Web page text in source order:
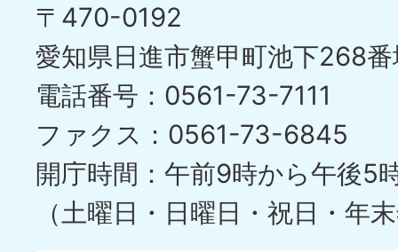
〒470-0192
愛知県日進市蟹甲町池下268
電話番号：0561-73-7111
ファクス：0561-73-6845
開庁時間：午前9時から午後5
（土曜日・日曜日・祝日・年